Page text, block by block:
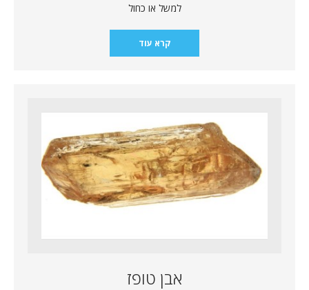
למשל או כחול
קרא עוד
אבן טופז